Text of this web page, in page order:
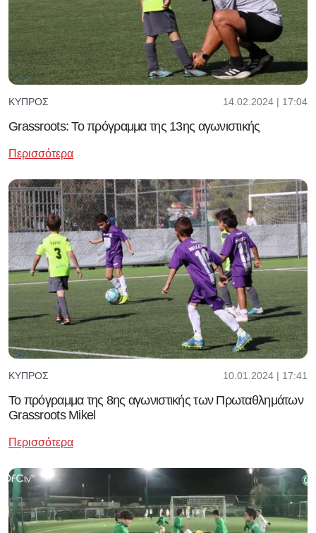
ΚΎΠΡΟΣ 14.02.2024 | 17:04
Grassroots: Το πρόγραμμα της 13ης αγωνιστικής
Περισσότερα
ΚΎΠΡΟΣ 10.01.2024 | 17:41
Το πρόγραμμα της 8ης αγωνιστικής των Πρωταθλημάτων
Grassroots Mikel
Περισσότερα